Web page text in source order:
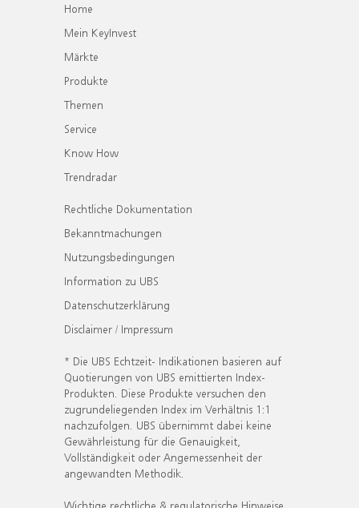
Home
Mein KeyInvest
Märkte
Produkte
Themen
Service
Know How
Trendradar
Rechtliche Dokumentation
Bekanntmachungen
Nutzungsbedingungen
Information zu UBS
Datenschutzerklärung
Disclaimer / Impressum
* Die UBS Echtzeit- Indikationen basieren auf
Quotierungen von UBS emittierten Index-
Produkten. Diese Produkte versuchen den
zugrundeliegenden Index im Verhältnis 1:1
nachzufolgen. UBS übernimmt dabei keine
Gewährleistung für die Genauigkeit,
Vollständigkeit oder Angemessenheit der
angewandten Methodik.